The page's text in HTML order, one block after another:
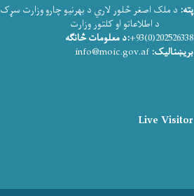
پته: د ملک اصغر څلور لاري د بهرنیو چارو وزارت سړک
د اطلاعاتو او کلتور وزارت
202526338(0)93+
:د معلومات څانګه
بریښنالیک: info@moic.gov.af
Live Visitor